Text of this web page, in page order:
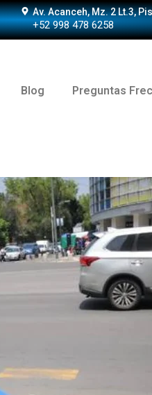
Av. Acanceh, Mz. 2 Lt.3,
+52 998 478 6258
Blog Preguntas